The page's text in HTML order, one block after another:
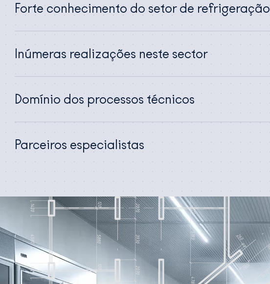
Forte conhecimento do setor de refrigeração
Inúmeras realizações neste sector
Domínio dos processos técnicos
Parceiros especialistas